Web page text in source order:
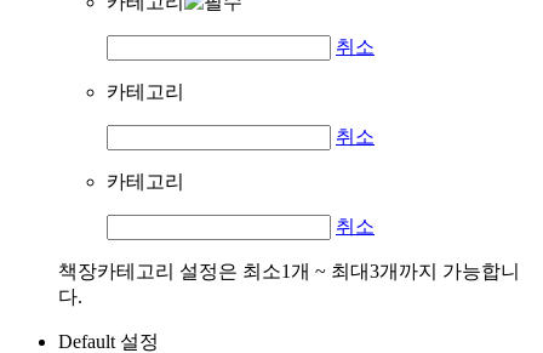
취소
카테고리
취소
카테고리
취소
책장카테고리 설정은 최소1개 ~ 최대3개까지 가능합니
다.
Default 설정